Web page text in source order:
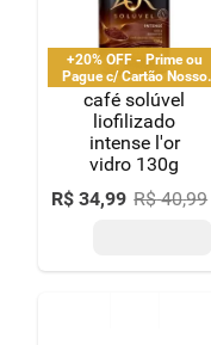
+20% OFF - Prime ou
Pague c/ Cartão Nosso
Pay
café solúvel
liofilizado
intense l'or
vidro 130g
R$ 34,99 R$ 40,99